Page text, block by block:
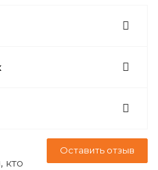
Оставить отзыв
кто